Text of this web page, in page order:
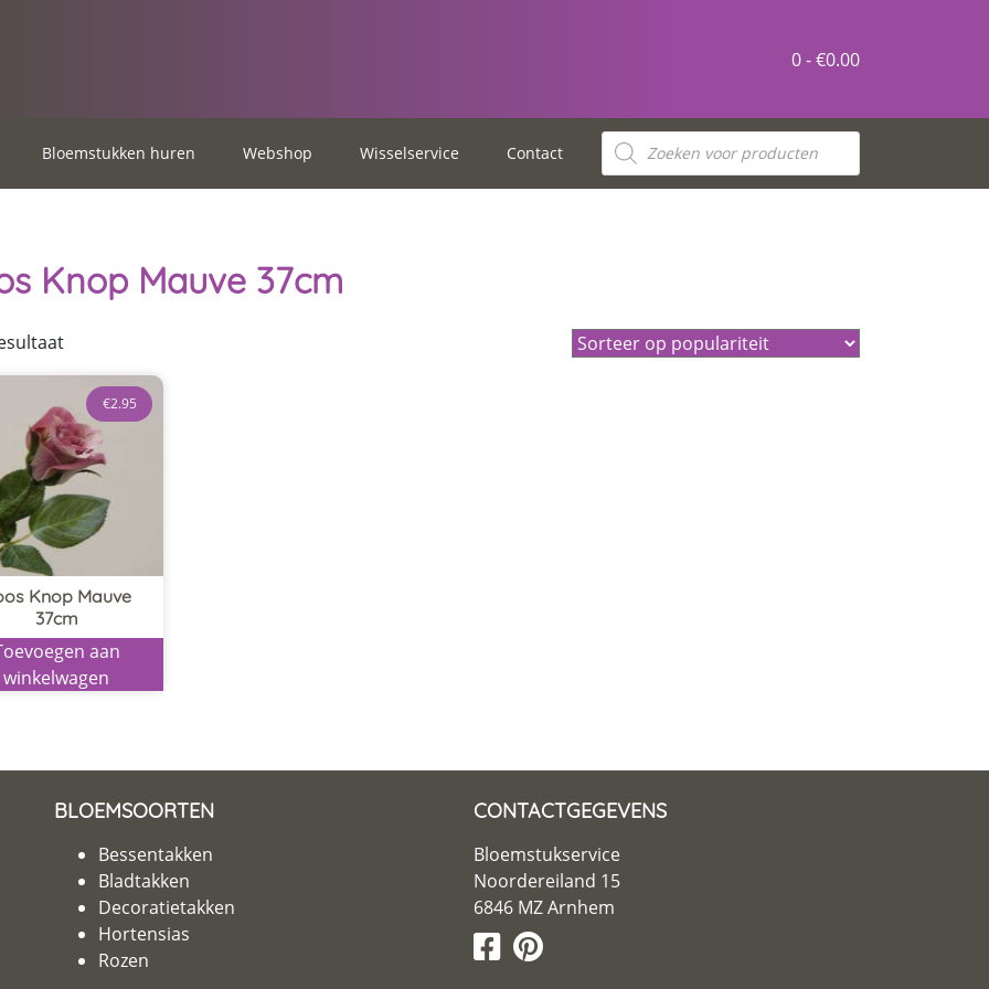
0 -€0.00
Bloemstukken huren Webshop Wisselservice Contact
Producten
zoeken
Knop Mauve 37cm
Knop Mauve
37cm
€2.95
aan
winkelwagen
BLOEMSOORTEN
Bessentakken
Bladtakken
Decoratietakken
Hortensias
Rozen
CONTACTGEGEVENS
Bloemstukservice
Noordereiland 15
6846 MZ Arnhem